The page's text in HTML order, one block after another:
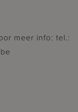
meer info: tel.: